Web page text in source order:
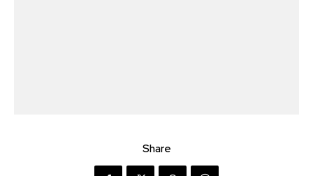
Share